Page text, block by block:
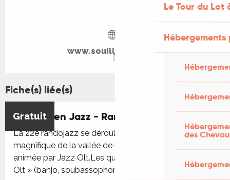
Le Tour du Lot
des
www.souillacenjazz.fr
Fiche(s) liée(s)
Gratuit
Souillac en Jazz - Randonnée Jazz
La 22e randojazz se déroulera dans le cadre
magnifique de la vallée de la Dordogne et sera
animée par Jazz Olt.Les quatre musiciens de « Jazz
Olt » (banjo, soubassophone,...